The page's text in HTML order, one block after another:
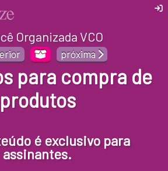
Organizada VCO
próxima
para compra de
produtos
é exclusivo para
assinantes.